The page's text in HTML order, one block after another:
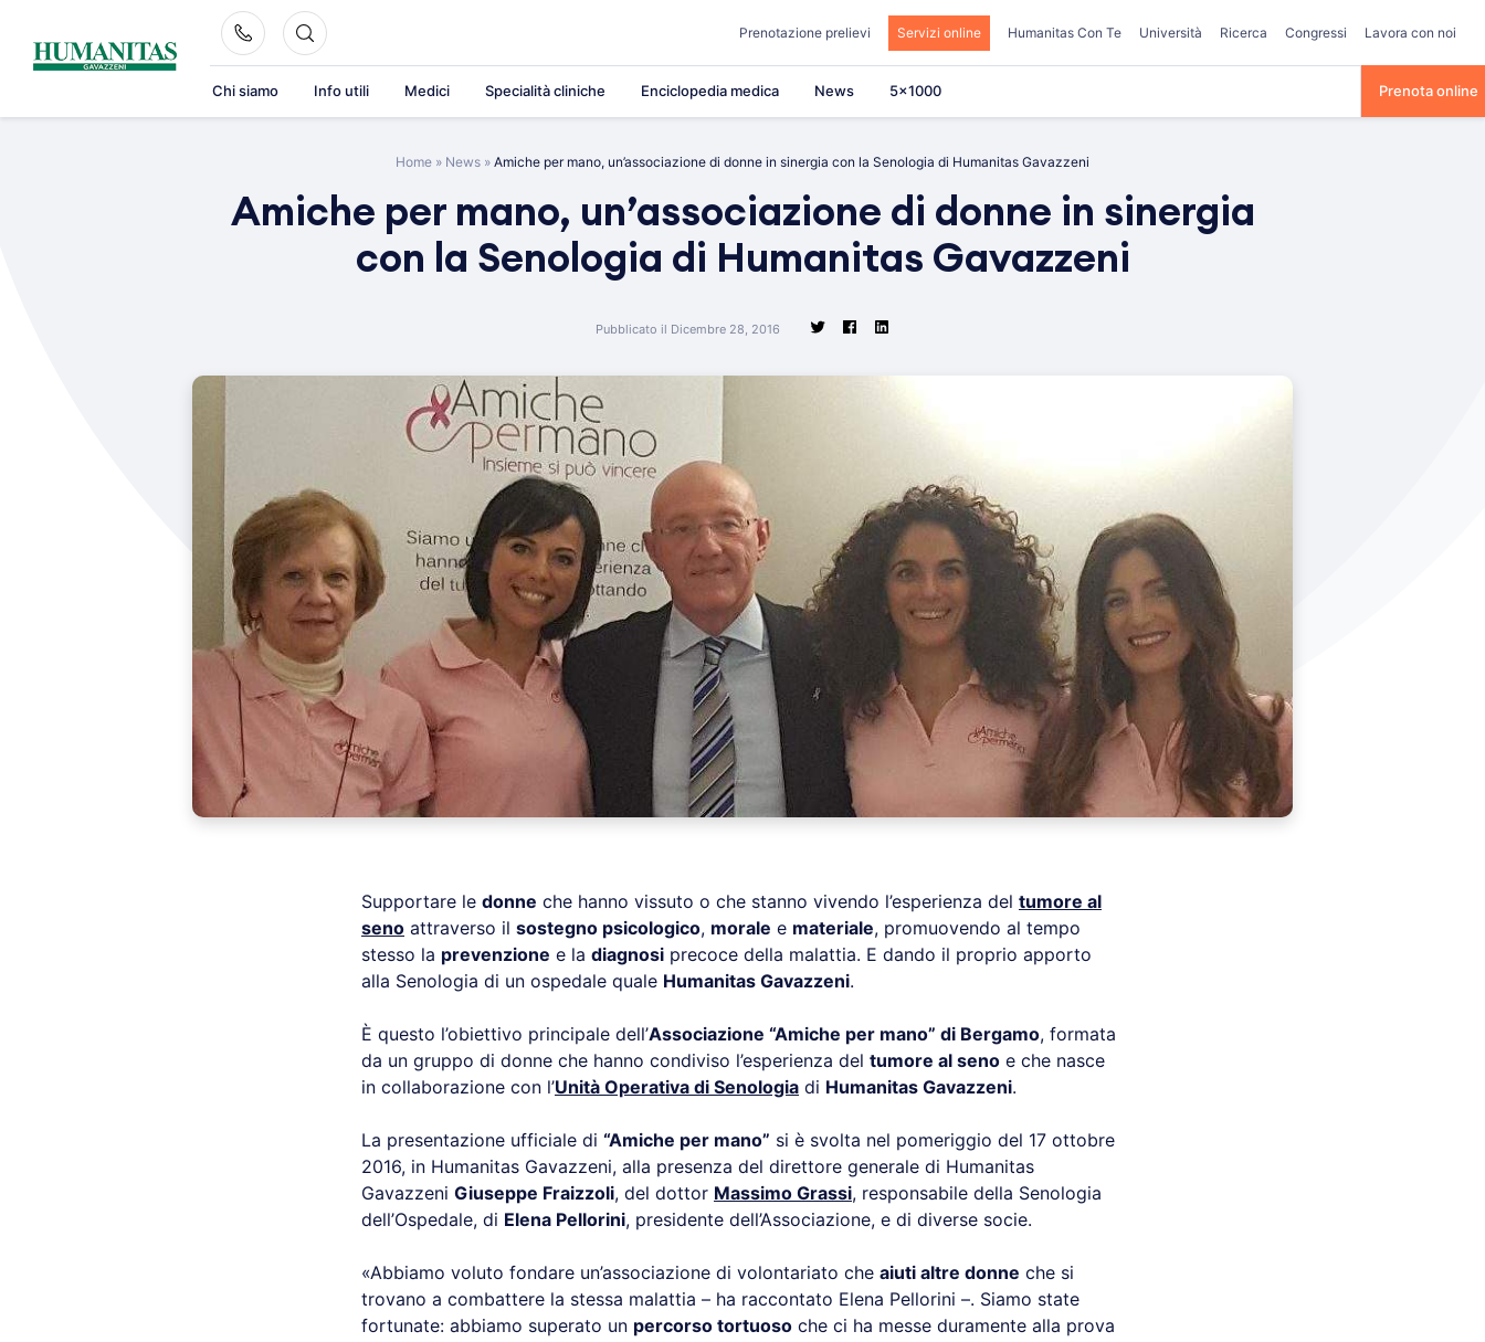
content
Prenotazione prelievi Servizi online Humanitas Con Te Università Ricerca Congressi Lavora con noi
Chi siamo Info utili Medici Specialità cliniche Enciclopedia medica News 5×1000 Prenota online
Home » News » Amiche per mano, un’associazione di donne in sinergia con la Senologia di Humanitas Gavazzeni
Amiche per mano, un’associazione di donne in sinergia
con la Senologia di Humanitas Gavazzeni
Pubblicato il Dicembre 28, 2016
Supportare le donne che hanno vissuto o che stanno vivendo l’esperienza del tumore al
seno attraverso il sostegno psicologico, morale e materiale, promuovendo al tempo
stesso la prevenzione e la diagnosi precoce della malattia. E dando il proprio apporto
alla Senologia di un ospedale quale Humanitas Gavazzeni.
È questo l’obiettivo principale dell’Associazione “Amiche per mano” di Bergamo, formata
da un gruppo di donne che hanno condiviso l’esperienza del tumore al seno e che nasce
in collaborazione con l’Unità Operativa di Senologia di Humanitas Gavazzeni.
La presentazione ufficiale di “Amiche per mano” si è svolta nel pomeriggio del 17 ottobre
2016, in Humanitas Gavazzeni, alla presenza del direttore generale di Humanitas
Gavazzeni Giuseppe Fraizzoli, del dottor Massimo Grassi, responsabile della Senologia
dell’Ospedale, di Elena Pellorini, presidente dell’Associazione, e di diverse socie.
«Abbiamo voluto fondare un’associazione di volontariato che aiuti altre donne che si
trovano a combattere la stessa malattia – ha raccontato Elena Pellorini –. Siamo state
fortunate: abbiamo superato un percorso tortuoso che ci ha messe duramente alla prova